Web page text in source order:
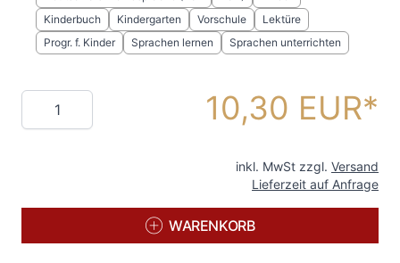
Kinderbuch
Kindergarten Vorschule
Lektüre
Progr. f. Kinder
Sprachen lernen Sprachen unterrichten
Menge 10,30 EUR
inkl. MwSt zzgl. Versand
Lieferzeit auf Anfrage
WARENKORB